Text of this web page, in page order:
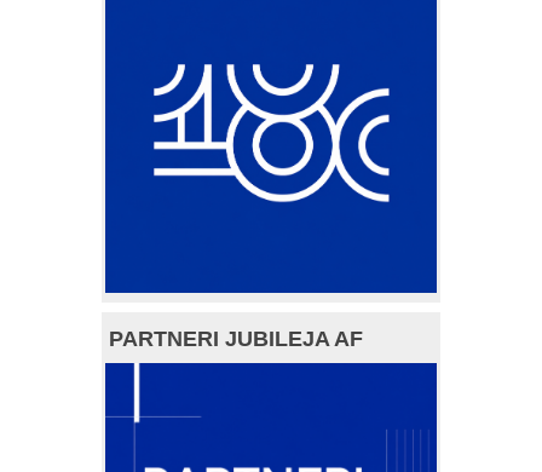
PARTNERI JUBILEJA AF